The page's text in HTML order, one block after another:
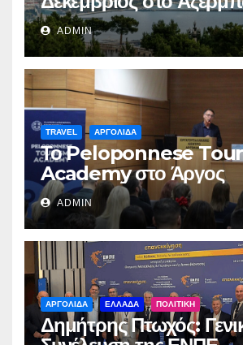
ADMIN
TRAVEL ΑΡΓΟΛΙΔΑ
Το Peloponnese
Academy στο Άργος
ADMIN
ΑΡΓΟΛΙΔΑ ΕΛΛΑΔΑ ΠΟΛΙΤΙΚΗ
Δημήτρης Πτωχός: